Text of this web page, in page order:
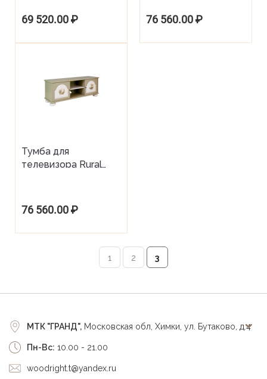
69 520.00₽ 76 560.00₽
Тумба для
телевизора Rural
76 560.00₽
1 2 3
МТК "ГРАНД", Московская обл, Химки, ул. Бутаково, д.4
Пн-Вс: 10.00 - 21.00
woodright.t@yandex.ru